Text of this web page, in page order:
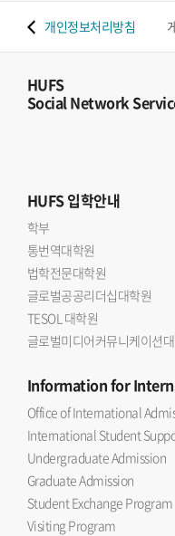
개인정보처리방침
HUFS
Social Network
HUFS입학안내
학부
통번역대학원
법학전문대학원
글로벌공공리더십대학원
TESOL 대학원
글로벌미디어커뮤니케이션
Informationfor
Office of International
International Student
Undergraduate Admission
Graduate Admission
Student Exchange Program
Visiting Program